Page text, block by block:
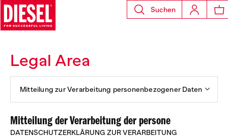
Suchen
Legal Area
Mitteilung zur Verarbeitung personenbezogener Daten
Mitteilung der Verarbeitung der persone
DATENSCHUTZERKLÄRUNG ZUR VERARBEITUNG